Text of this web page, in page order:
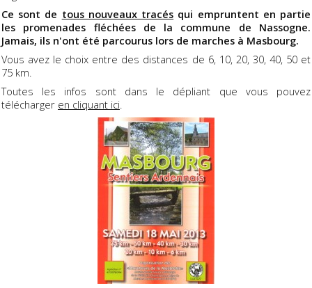
Ce sont de tous nouveaux tracés qui empruntent en partie
les promenades fléchées de la commune de Nassogne.
Jamais, ils n'ont été parcourus lors de marches à Masbourg.
Vous avez le choix entre des distances de 6, 10, 20, 30, 40, 50 et
75 km.
Toutes les infos sont dans le dépliant que vous pouvez
télécharger en cliquant ici.